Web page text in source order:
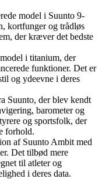
model i Suunto 9-
kortfunger og trådløs
der kræver det bedste
i titanium, der
funktioner. Det er
og ydeevne i deres
Suunto, der blev kendt
barometer og
og sportsfolk, der
forhold.
af Suunto Ambit med
Det tilbød mere
til atleter og
i deres data.